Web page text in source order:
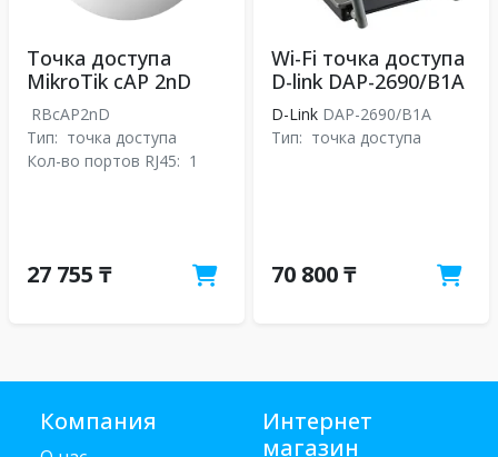
Точка доступа
MikroTik cAP 2nD
RBcAP2nD
Тип: точка доступа
Кол-во портов RJ45: 1
27 755 ₸
Wi-Fi точка доступа
D-link DAP-2690/B1A
D-Link DAP-2690/B1A
Тип: точка доступа
70 800 ₸
Компания
Интернет
магазин